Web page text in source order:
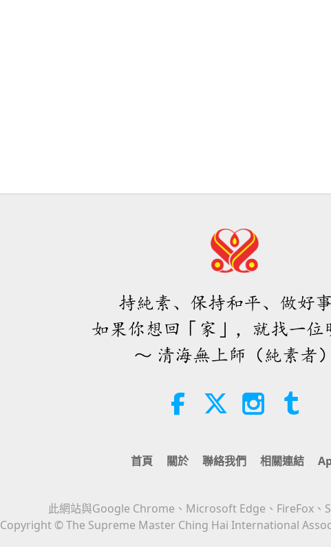
持純素、保持和平、做好事
如果你想回「家」，就找一位
～ 清海無上師（純素者）
首頁 關於 聯絡我們 相關連結
此網站與Google Chrome、Microsoft Edge、FireFox、
Copyright © The Supreme Master Ching Hai International